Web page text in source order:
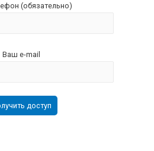
(обязательно)
Ваш e-mail